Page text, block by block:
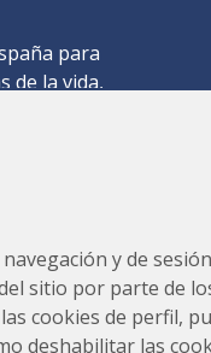
para
de la vida,
Vallès,
y de
sitio por parte de
cookies de perfil,
deshabilitar las